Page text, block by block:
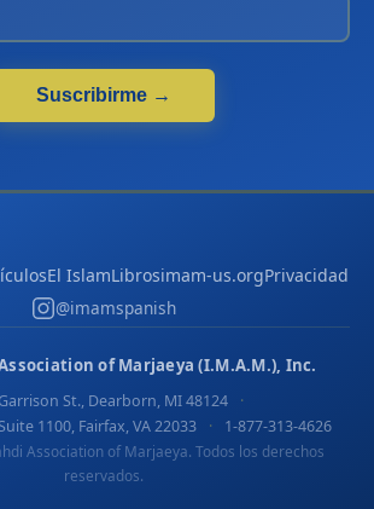
Suscribirme →
El IslamLibrosimam-us.orgPrivacidad
@imamspanish
of Marjaeya (I.M.A.M.), Inc.
St., Dearborn, MI 48124
·
1100, Fairfax, VA 22033
· 1-877-313-4626
Association of Marjaeya. Todos los derechos
reservados.